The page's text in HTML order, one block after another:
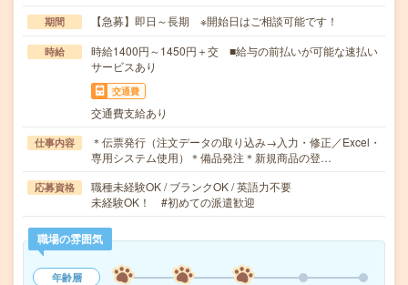
期間 【急募】即日～長期 ※開始日はご相談可能です！
時給
時給1400円～1450円＋交 ■給与の前払いが可能な速払い
サービスあり
交通費
交通費支給あり
仕事内容
＊伝票発行（注文データの取り込み→入力・修正／Excel・
専用システム使用）＊備品発注＊新規商品の登…
応募資格
職種未経験OK / ブランクOK / 英語力不要
未経験OK！ #初めての派遣歓迎
職場の雰囲気
年齢層